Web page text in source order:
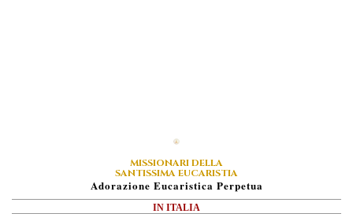
MISSIONARI DELLA
SANTISSIMA EUCARISTIA
ADorazione EUcaristica PErpetua
IN ITALIA